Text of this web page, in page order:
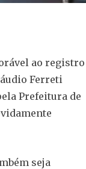
ao registro
Ferreti
Prefeitura de
seja